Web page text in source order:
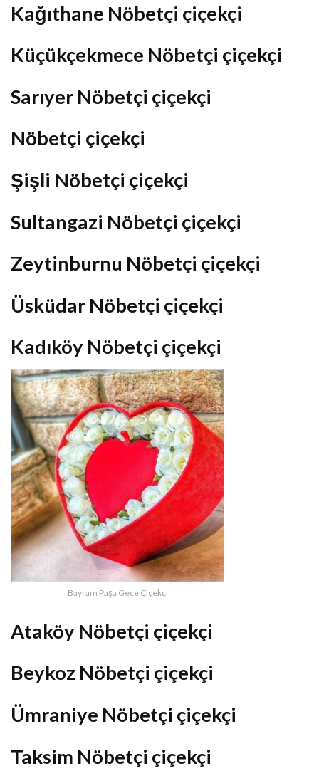
Kağıthane Nöbetçi çiçekçi
Küçükçekmece Nöbetçi çiçekçi
Sarıyer Nöbetçi çiçekçi
Nöbetçi çiçekçi
Şişli Nöbetçi çiçekçi
Sultangazi Nöbetçi çiçekçi
Zeytinburnu Nöbetçi çiçekçi
Üsküdar Nöbetçi çiçekçi
Kadıköy Nöbetçi çiçekçi
Bayram Paşa Gece Çiçekçi
Ataköy Nöbetçi çiçekçi
Beykoz Nöbetçi çiçekçi
Ümraniye Nöbetçi çiçekçi
Taksim Nöbetçi çiçekçi